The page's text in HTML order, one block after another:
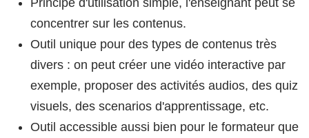
concentrer sur les contenus.
Outil unique pour des types de contenus très
divers : on peut créer une vidéo interactive par
exemple, proposer des activités audios, des quiz
visuels, des scenarios d'apprentissage, etc.
Outil accessible aussi bien pour le formateur que